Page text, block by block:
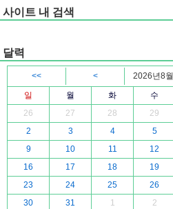
사이트 내 검색
달력
<< < 2026년8월
일
월 화 수
26
27 28 29
2
3 4 5
9
10 11 12
16
17 18 19
23
24 25 26
30
31 1 2